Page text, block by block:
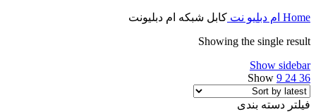
Home ام دبلیو نت کابل شبکه ام دبلیونت
Showing the single result
Show sidebar
Show 9 24 36
فیلتر دسته بندی